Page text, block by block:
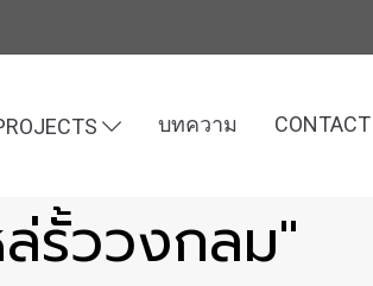
บทความ CONTACT
ล่รั้ววงกลม"